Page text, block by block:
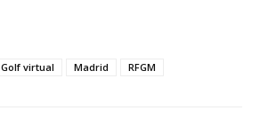
Golf virtual Madrid RFGM